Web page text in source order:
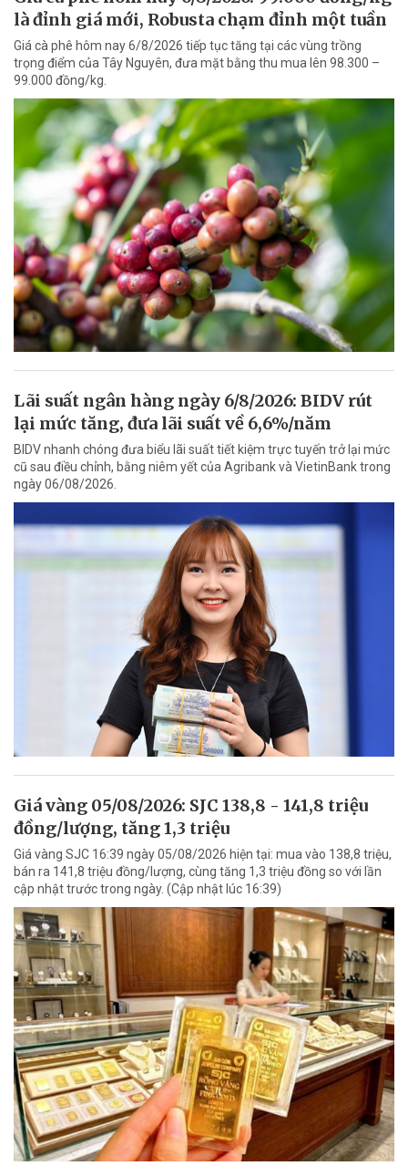
là đỉnh giá mới, Robusta chạm đỉnh một tuần
Giá cà phê hôm nay 6/8/2026 tiếp tục tăng tại các vùng trồng
trọng điểm của Tây Nguyên, đưa mặt bằng thu mua lên 98.300 –
99.000 đồng/kg.
Lãi suất ngân hàng ngày 6/8/2026: BIDV rút
lại mức tăng, đưa lãi suất về 6,6%/năm
BIDV nhanh chóng đưa biểu lãi suất tiết kiệm trực tuyến trở lại mức
cũ sau điều chỉnh, bằng niêm yết của Agribank và VietinBank trong
ngày 06/08/2026.
Giá vàng 05/08/2026: SJC 138,8 - 141,8 triệu
đồng/lượng, tăng 1,3 triệu
Giá vàng SJC 16:39 ngày 05/08/2026 hiện tại: mua vào 138,8 triệu,
bán ra 141,8 triệu đồng/lượng, cùng tăng 1,3 triệu đồng so với lần
cập nhật trước trong ngày. (Cập nhật lúc 16:39)